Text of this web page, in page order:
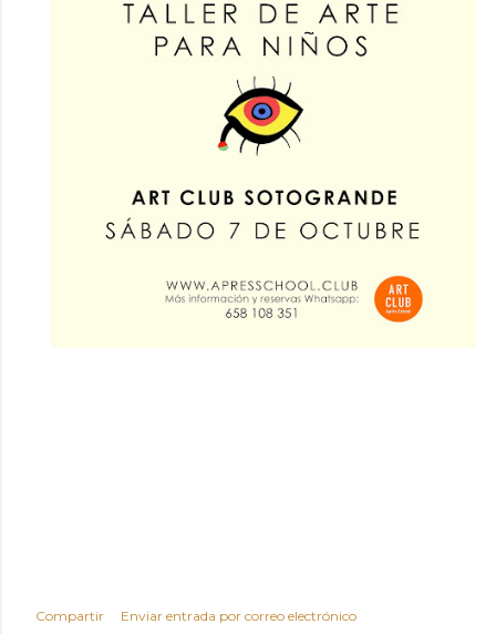
Compartir
Enviar entrada por correo electrónico